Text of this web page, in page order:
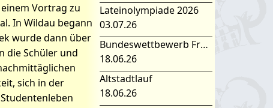
Vortrag zu
In Wildau begann
wurde dann über
die Schüler und
sich in der
Lateinolympiade 2026
03.07.26
Bundeswettbewerb Fremdsprachen
18.06.26
Altstadtlauf
18.06.26